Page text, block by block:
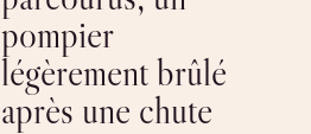
pompier
légèrement brûlé
après une chute